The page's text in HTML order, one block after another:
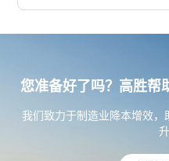
您准备好了吗？高胜帮
我们致力于制造业降本增效